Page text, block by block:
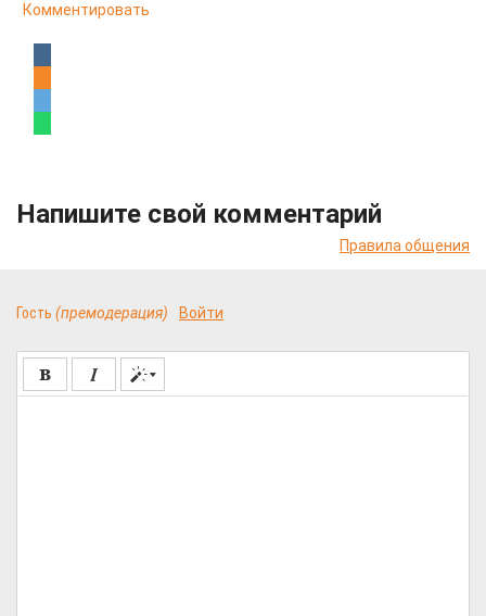
Комментировать
Напишите свой комментарий
Правила общения
Гость (премодерация) Войти